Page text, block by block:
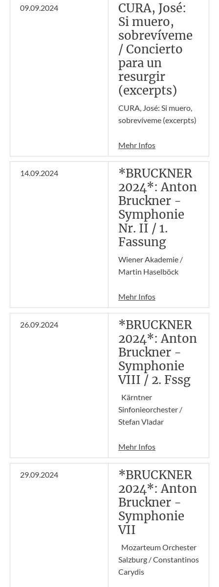
09.09.2024
CURA, José:
Si muero,
sobrevíveme
/ Concierto
para un
resurgir
(excerpts)
CURA, José: Si muero,
sobrevíveme (excerpts)
Mehr Infos
14.09.2024
*BRUCKNER
2024*: Anton
Bruckner -
Symphonie
Nr. II / 1.
Fassung
Wiener Akademie /
Martin Haselböck
Mehr Infos
26.09.2024
*BRUCKNER
2024*: Anton
Bruckner -
Symphonie
VIII / 2. Fssg
Kärntner
Sinfonieorchester /
Stefan Vladar
Mehr Infos
29.09.2024
*BRUCKNER
2024*: Anton
Bruckner -
Symphonie
VII
Mozarteum Orchester
Salzburg / Constantinos
Carydis